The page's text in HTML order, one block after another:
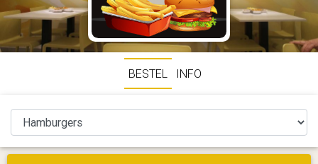
BESTEL INFO